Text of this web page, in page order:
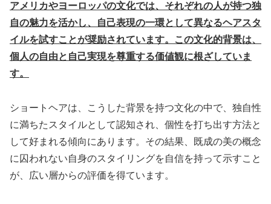
アメリカやヨーロッパの文化では、それぞれの人が持つ独
自の魅力を活かし、自己表現の一環として異なるヘアスタ
イルを試すことが奨励されています。この文化的背景は、
個人の自由と自己実現を尊重する価値観に根ざしていま
す。
ショートヘアは、こうした背景を持つ文化の中で、独自性
に満ちたスタイルとして認知され、個性を打ち出す方法と
して好まれる傾向にあります。その結果、既成の美の概念
に囚われない自身のスタイリングを自信を持って示すこと
が、広い層からの評価を得ています。